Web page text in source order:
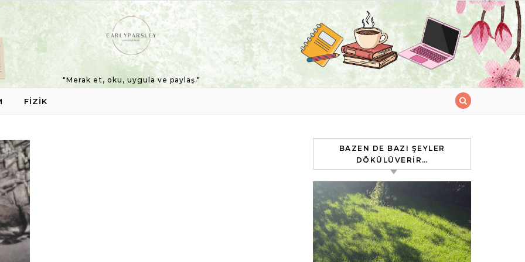
"Merak et, oku, uygula ve paylaş."
FIZIK
BAZEN DE BAZI ŞEYLER
DÖKÜLÜVERIR…